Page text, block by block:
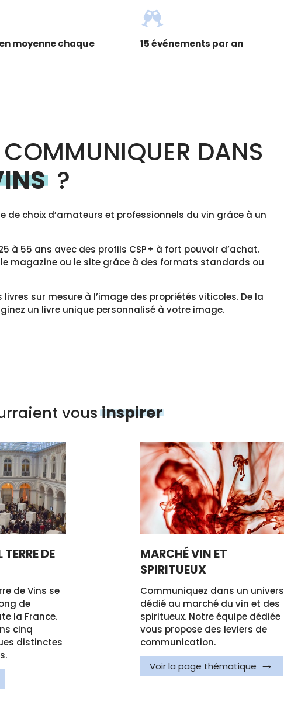
moyenne chaque
15 événements par an
DANS
?
de choix d’amateurs et professionnels du vin grâce à un
à 55 ans avec des profils CSP+ à fort pouvoir d’achat.
magazine ou le site grâce à des formats standards ou
livres sur mesure à l’image des propriétés viticoles. De la
un livre unique personnalisé à votre image.
vousinspirer
TERRE DE
de Vins se
de
la France.
cinq
distinctes
MARCHÉ VIN ET
SPIRITUEUX
Communiquez dans un univers
dédié au marché du vin et des
spiritueux. Notre équipe dédiée
vous propose des leviers de
communication.
Voir la page thématique